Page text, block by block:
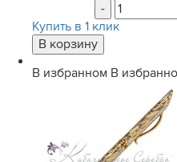
-
Купить в 1 клик
В избранном В